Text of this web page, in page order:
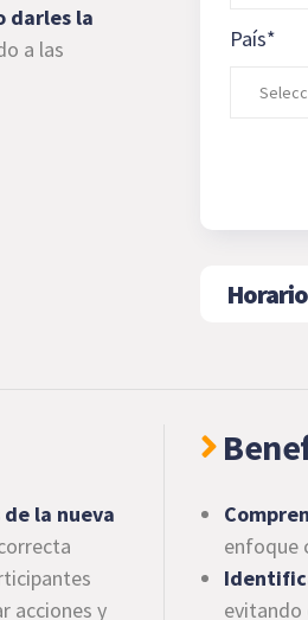
darles la
a las
País*
Horario
la nueva
acciones y
enfoque
evitando